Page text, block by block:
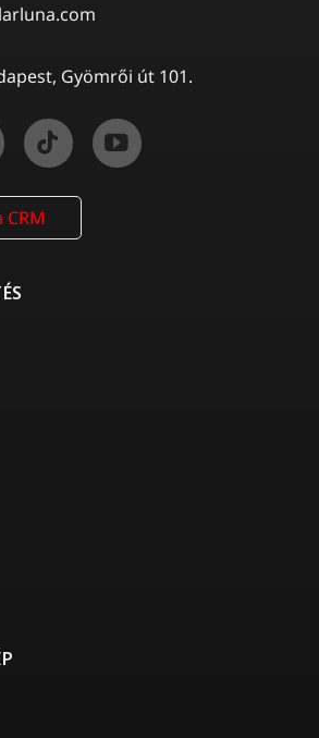
Gyömrői út 101.